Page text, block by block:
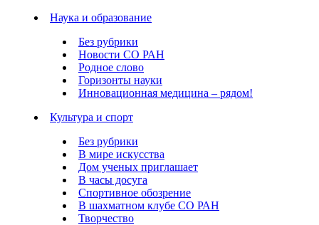
Наука и образование
Без рубрики
Новости СО РАН
Родное слово
Горизонты науки
Инновационная медицина – рядом!
Культура и спорт
Без рубрики
В мире искусства
Дом ученых приглашает
В часы досуга
Спортивное обозрение
В шахматном клубе СО РАН
Творчество